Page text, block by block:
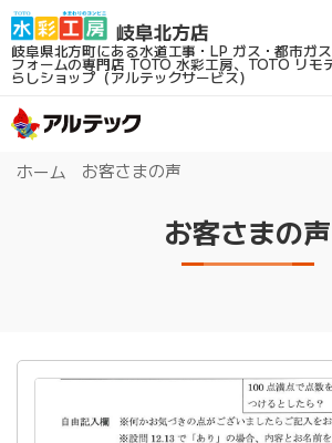
岐阜県北方町にある水道工事・LP ガス・都市ガ
フォームの専門店TOTO 水彩工房、TOTO リモ
らしショップ（アルテックサービス）
ホーム お客さまの声
お客さまの声